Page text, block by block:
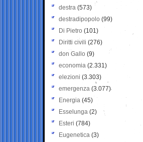
destra (573)
destradipopolo (99)
Di Pietro (101)
Diritti civili (276)
don Gallo (9)
economia (2.331)
elezioni (3.303)
emergenza (3.077)
Energia (45)
Esselunga (2)
Esteri (784)
Eugenetica (3)